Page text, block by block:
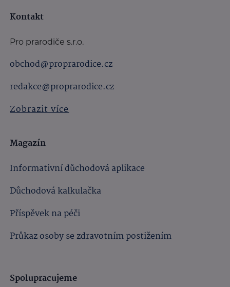
Kontakt
Pro prarodiče s.r.o.
obchod@proprarodice.cz
redakce@proprarodice.cz
Zobrazit více
Magazín
Informativní důchodová aplikace
Důchodová kalkulačka
Příspěvek na péči
Průkaz osoby se zdravotním postižením
Spolupracujeme